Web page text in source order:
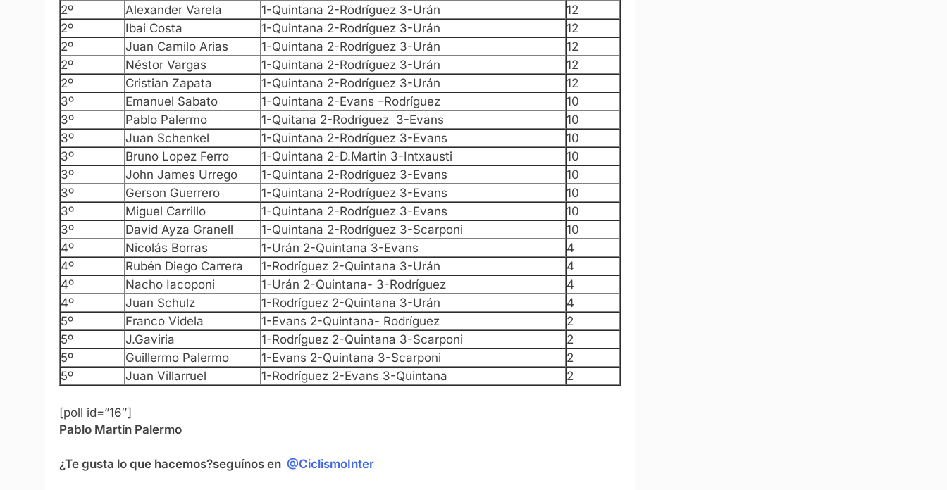
2º
Alexander Varela 1-Quintana 2-Rodríguez 3-Urán
12
2º
Ibai Costa 1-Quintana 2-Rodríguez 3-Urán
12
2º
Juan Camilo Arias 1-Quintana 2-Rodríguez 3-Urán
12
2º
Néstor Vargas 1-Quintana 2-Rodríguez 3-Urán
12
2º
Cristian Zapata 1-Quintana 2-Rodríguez 3-Urán
12
3º
Emanuel Sabato 1-Quintana 2-Evans –Rodríguez
10
3º
Pablo Palermo 1-Quitana 2-Rodríguez 3-Evans
10
3º
Juan Schenkel 1-Quintana 2-Rodríguez 3-Evans
10
3º
Bruno Lopez Ferro 1-Quintana 2-D.Martin 3-Intxausti
10
3º
John James Urrego 1-Quintana 2-Rodríguez 3-Evans
10
3º
Gerson Guerrero 1-Quintana 2-Rodríguez 3-Evans
10
3º
Miguel Carrillo 1-Quintana 2-Rodríguez 3-Evans
10
3º
David Ayza Granell 1-Quintana 2-Rodríguez 3-Scarponi
10
4º
Nicolás Borras 1-Urán 2-Quintana 3-Evans
4
4º
Rubén Diego Carrera 1-Rodríguez 2-Quintana 3-Urán
4
4º
Nacho Iacoponi 1-Urán 2-Quintana- 3-Rodríguez
4
4º
Juan Schulz 1-Rodríguez 2-Quintana 3-Urán
4
5º
Franco Videla 1-Evans 2-Quintana- Rodríguez
2
5º
J.Gaviria 1-Rodríguez 2-Quintana 3-Scarponi
2
5º
Guillermo Palermo 1-Evans 2-Quintana 3-Scarponi
2
5º
Juan Villarruel 1-Rodríguez 2-Evans 3-Quintana 2
[poll id=”16″]
Pablo Martín Palermo
¿Te gusta lo que hacemos?seguínos en @CiclismoInter